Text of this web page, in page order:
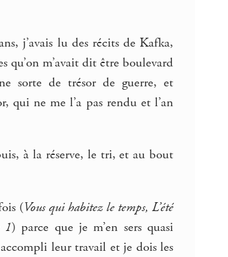
j’avais lu des récits de Kafka,
qu’on m’avait dit être boulevard
sorte de trésor de guerre, et
qui ne me l’a pas rendu et l’an
à la réserve, le tri, et au bout
(Vous qui habitez le temps, L’été
1) parce que je m’en sers quasi
leur travail et je dois les